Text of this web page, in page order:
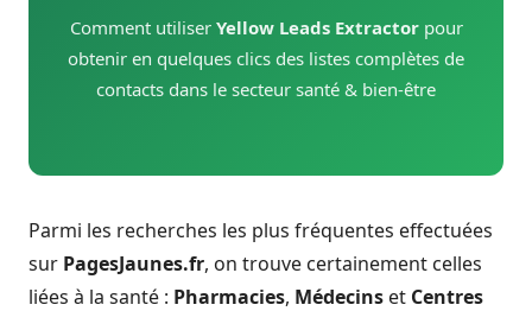
Comment utiliser Yellow Leads Extractorpour
obtenir en quelques clics des listes complètes de
contacts dans le secteur santé & bien-être
Parmi les recherches les plus fréquentes effectuées
sur PagesJaunes.fr, on trouve certainement celles
liées à la santé : Pharmacies, Médecins et Centres